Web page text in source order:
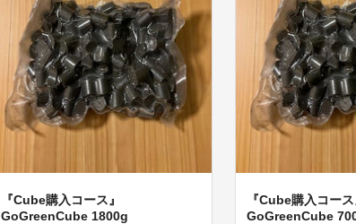
『Cube購入コース』
GoGreenCube 1800g
『Cube購入コース
GoGreenCube